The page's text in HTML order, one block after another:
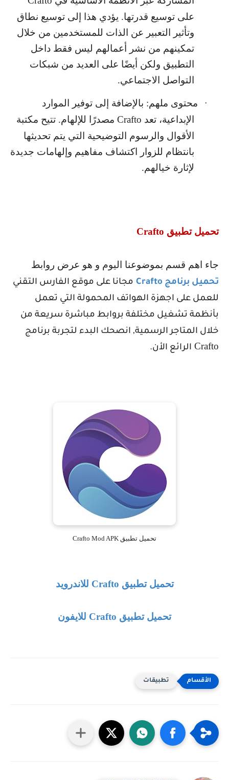
على توسيع قدرتها. يؤدي هذا إلى توسيع نطاق
وتأثير التعبير عن الذات للمستخدمين من خلال
تمكينهم من نشر أعمالهم ليس فقط داخل
التطبيق ولكن أيضًا على العديد من شبكات
التواصل الاجتماعي.
·
محتوى ملهم: بالإضافة إلى توفير الموارد
الإبداعية، تعد Crafto مصدرًا للإلهام. تتيح مكتبة
الأقوال والرسوم التوضيحية التي يتم تحديثها
بانتظام للزوار اكتشاف مفاهيم وإلهامات جديدة
لإثارة خيالهم.
تحميل تطبيق Crafto
جاء اهم قسم بموضوعنا اليوم و هو عرض روابط
تحميل برنامج Crafto مجانا على موقع الفارس التقني
للعمل على اجهزة الهواتف المحمولة التي تعمل
بأنظمة تشغيل مختلفة بروابط مباشرة سريعة من
خلال المتاجر الرسمية, انصحك البدء لتجربة برنامج
Crafto الرائع الأن.
تحميل تطبيق Crafto Mod APK
تحميل تطبيق Crafto للاندرويد
تحميل تطبيق Crafto للايفون
تطبيقات